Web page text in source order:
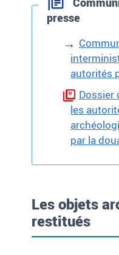
presse
autorités
Dossier
les
par la
Les objets
restitués